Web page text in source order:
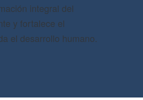
integral del
y fortalece el
el desarrollo humano.